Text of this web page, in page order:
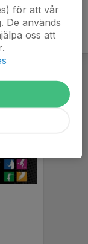
för att vår
De används
oss att